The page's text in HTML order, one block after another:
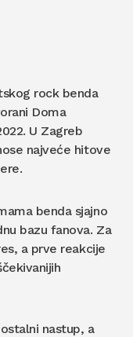
rock benda
Doma
U Zagreb
najveće hitove
benda sjajno
bazu fanova. Za
a prve reakcije
nastup, a